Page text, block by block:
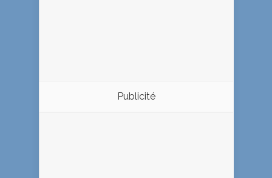
Publicité